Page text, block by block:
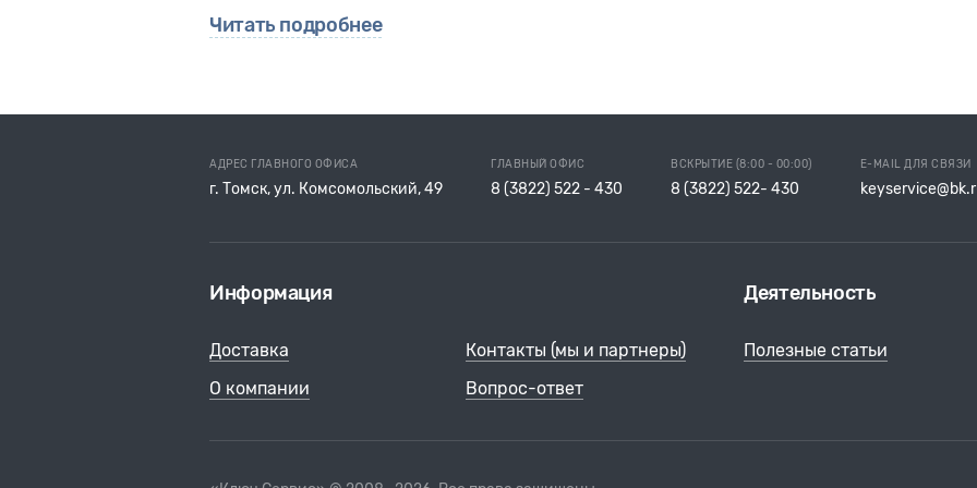
Читать подробнее
АДРЕС ГЛАВНОГО ОФИСА
г. Томск, ул. Комсомольский, 49
ГЛАВНЫЙ ОФИС
8 (3822) 522 - 430
ВСКРЫТИЕ (8:00 - 00:00)
8 (3822) 522- 430
E-MAIL ДЛЯ СВЯЗИ
Информация
Доставка
О компании
Контакты (мы и партнеры)
Вопрос-ответ
Деятельность
Полезные статьи